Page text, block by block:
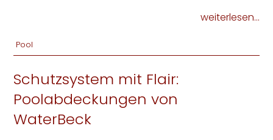
weiterlesen...
Pool
Schutzsystem mit Flair:
Poolabdeckungen von
WaterBeck